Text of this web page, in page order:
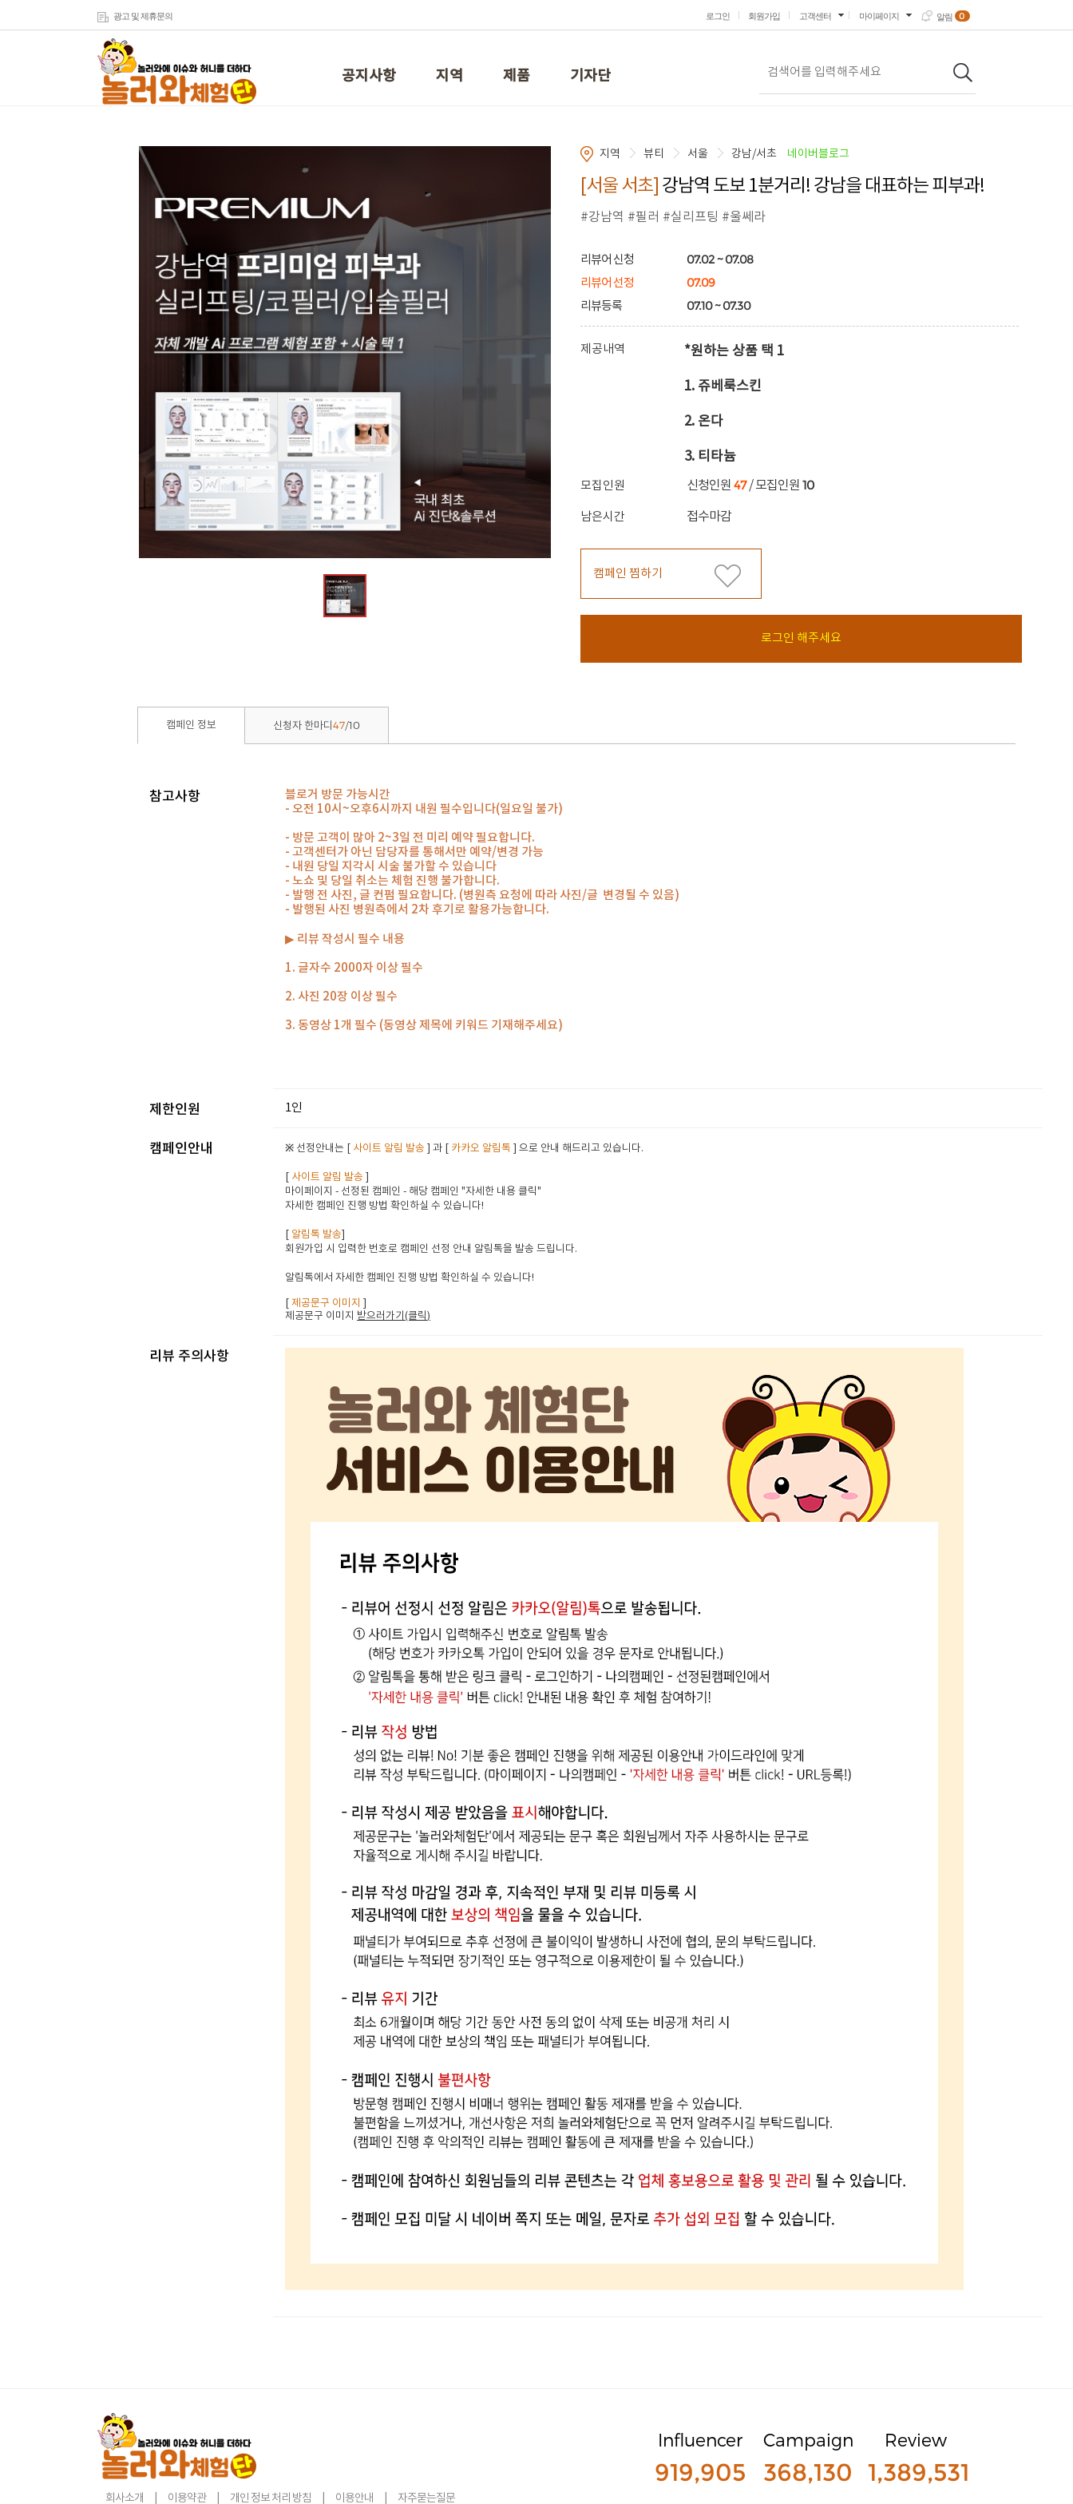
광고 및 제휴문의 로그인 회원가입 고객센터 마이페이지 알림 0
공지사항 지역 제품 기자단
지역 뷰티 서울 강남/서초 네이버블로그
[서울 서초] 강남역 도보 1분거리! 강남을 대표하는 피부과!
#강남역 #필러 #실리프팅 #울쎄라
리뷰어 신청 07.02 ~ 07.08
리뷰어 선정 07.09
리뷰등록 07.10 ~ 07.30
제공내역 *원하는 상품 택 1
1. 쥬베룩스킨
2. 온다
3. 티타늄
모집인원 신청인원 47/ 모집인원 10
남은시간 접수마감
캠페인 찜하기
로그인 해주세요
캠페인 정보 신청자 한마디 47/10
참고사항
블로거 방문 가능시간
- 오전 10시~오후6시까지 내원 필수입니다(일요일 불가)
- 방문 고객이 많아 2~3일 전 미리 예약 필요합니다.
- 고객센터가 아닌 담당자를 통해서만 예약/변경 가능
- 내원 당일 지각시 시술 불가할 수 있습니다
- 노쇼 및 당일 취소는 체험 진행 불가합니다.
- 발행 전 사진, 글 컨펌 필요합니다. (병원측 요청에 따라 사진/글 변경될 수 있음)
- 발행된 사진 병원측에서 2차 후기로 활용가능합니다.
▶ 리뷰 작성시 필수 내용
1. 글자수 2000자 이상 필수
2. 사진 20장 이상 필수
3. 동영상 1개 필수 (동영상 제목에 키워드 기재해주세요)
제한인원 1인
캠페인안내 ※ 선정안내는 [ 사이트 알림 발송 ] 과 [ 카카오 알림톡 ] 으로 안내 해드리고 있습니다.
사이트 알림 발송
마이페이지 - 선정된 캠페인 - 해당 캠페인 "자세한 내용 클릭"
자세한 캠페인 진행 방법 확인하실 수 있습니다!
알림톡 발송
회원가입 시 입력한 번호로 캠페인 선정 안내 알림톡을 발송 드립니다.
알림톡에서 자세한 캠페인 진행 방법 확인하실 수 있습니다!
[제공문구 이미지
제공문구 이미지 받으러가기(클릭 )
리뷰 주의사항
회사소개 이용약관 개인 정보 처리 방침 이용안내 자주묻는질문
Influencer
919,905
Campaign
368,130
Review
1,389,531